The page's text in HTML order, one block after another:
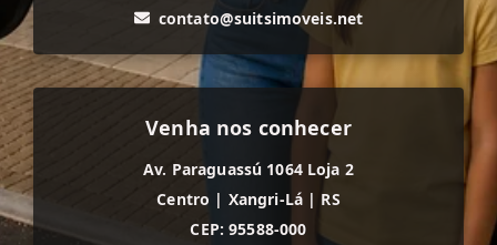
contato@suitsimoveis.net
Venha nos conhecer
Av. Paraguassú 1064 Loja 2
Centro | Xangri-Lá | RS
CEP: 95588-000